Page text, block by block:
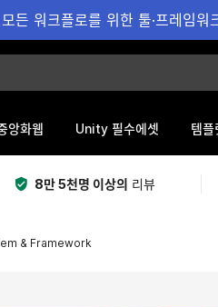
모든 워크플로를 위한 툴·프레임
앙화웹 Unity 필수에셋 템플
8만 5천명 이상의 리뷰
& Framework